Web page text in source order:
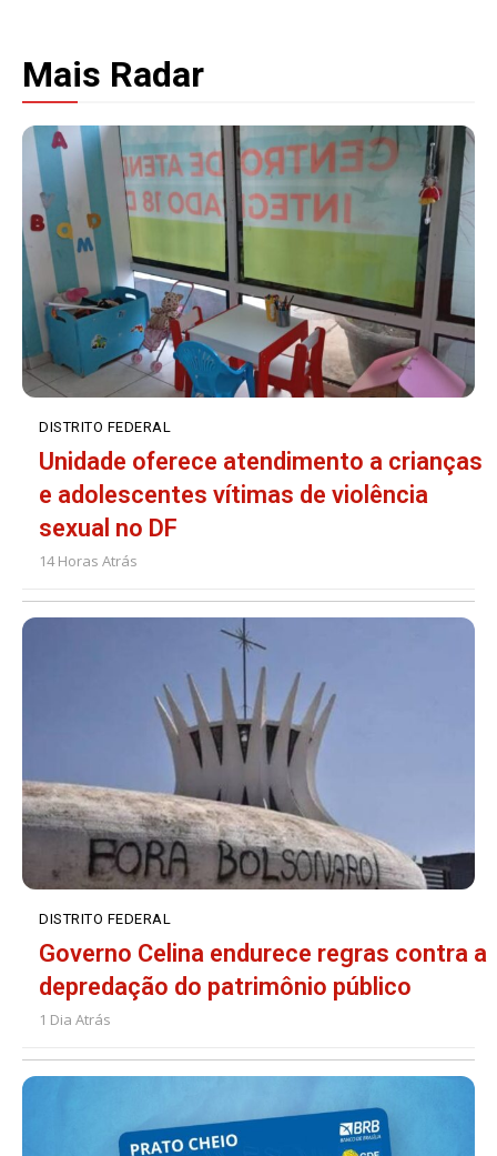
Mais Radar
DISTRITO FEDERAL
Unidade oferece atendimento a crianças
e adolescentes vítimas de violência
sexual no DF
14 Horas Atrás
DISTRITO FEDERAL
Governo Celina endurece regras contra a
depredação do patrimônio público
1 Dia Atrás